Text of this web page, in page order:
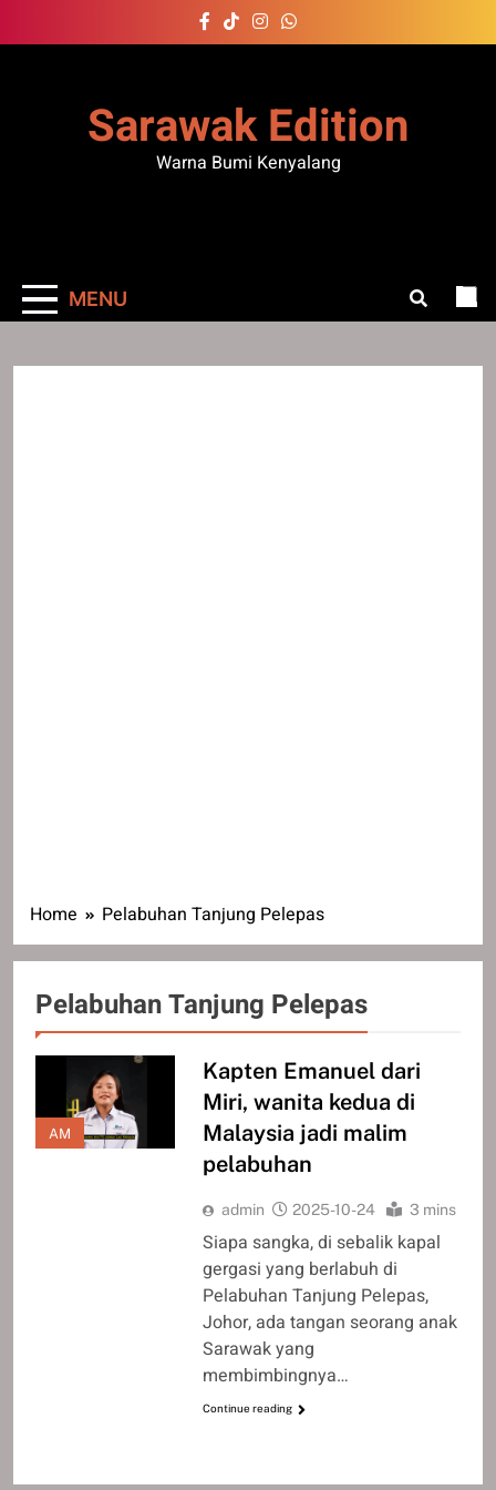
to
Sarawak Edition
Warna Bumi Kenyalang
MENU
Home Pelabuhan Tanjung Pelepas
Pelabuhan Tanjung Pelepas
AM
Kapten Emanuel dari
Miri, wanita kedua di
Malaysia jadi malim
pelabuhan
admin 2025-10-24 3 mins
Siapa sangka, di sebalik kapal
gergasi yang berlabuh di
Pelabuhan Tanjung Pelepas,
Johor, ada tangan seorang anak
Sarawak yang
membimbingnya…
Continue reading